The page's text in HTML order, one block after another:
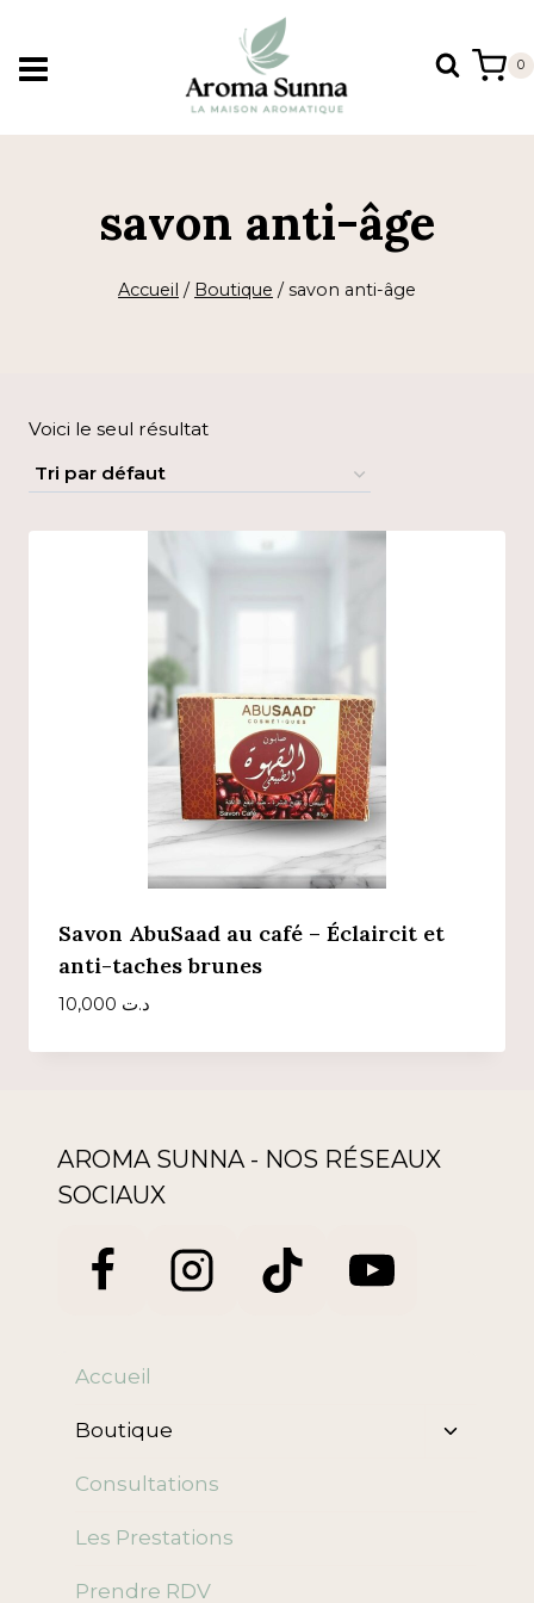
contenu
0
savon anti-âge
Accueil / Boutique / savon anti-âge
Voici le seul résultat
Savon AbuSaad au café – Éclaircit et
anti-taches brunes
د.ت
AROMA SUNNA - NOS RÉSEAUX
SOCIAUX
Accueil
Boutique
Ouvrir/
Consultations
Les Prestations
Prendre RDV